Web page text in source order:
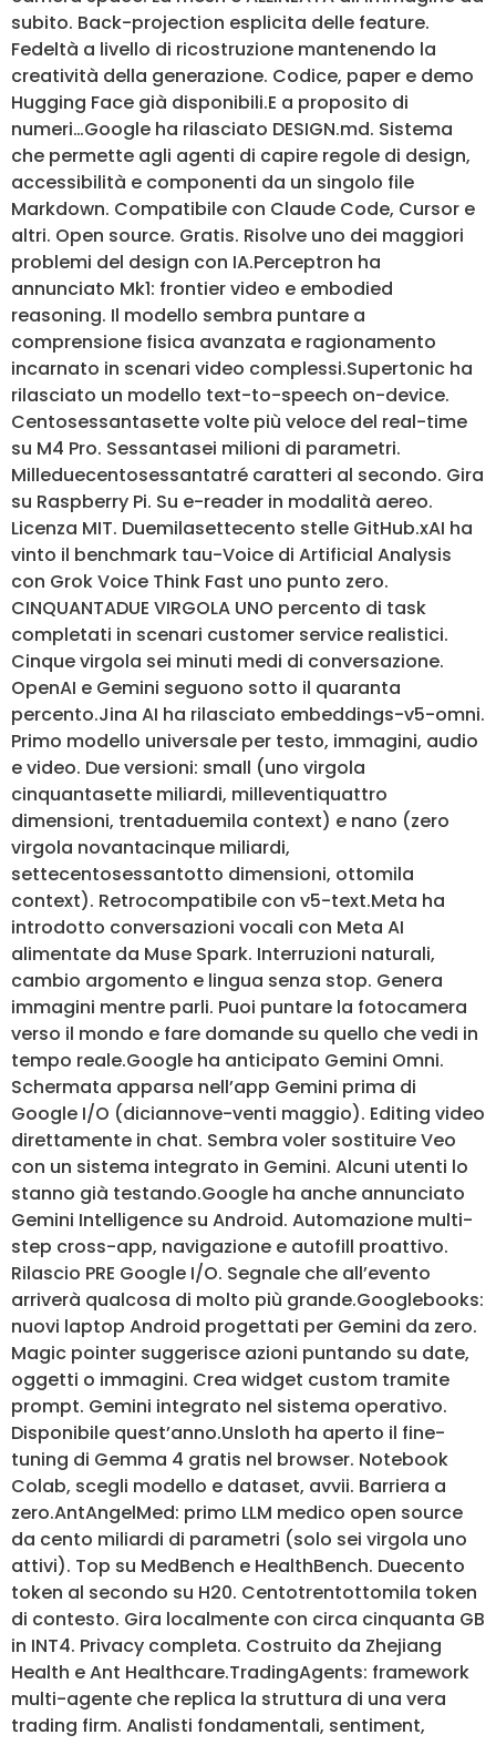
subito. Back-projection esplicita delle feature.
Fedeltà a livello di ricostruzione mantenendo la
creatività della generazione. Codice, paper e demo
Hugging Face già disponibili.E a proposito di
numeri…Google ha rilasciato DESIGN.md. Sistema
che permette agli agenti di capire regole di design,
accessibilità e componenti da un singolo file
Markdown. Compatibile con Claude Code, Cursor e
altri. Open source. Gratis. Risolve uno dei maggiori
problemi del design con IA.Perceptron ha
annunciato Mk1: frontier video e embodied
reasoning. Il modello sembra puntare a
comprensione fisica avanzata e ragionamento
incarnato in scenari video complessi.Supertonic ha
rilasciato un modello text-to-speech on-device.
Centosessantasette volte più veloce del real-time
su M4 Pro. Sessantasei milioni di parametri.
Milleduecentosessantatré caratteri al secondo. Gira
su Raspberry Pi. Su e-reader in modalità aereo.
Licenza MIT. Duemilasettecento stelle GitHub.xAI ha
vinto il benchmark tau-Voice di Artificial Analysis
con Grok Voice Think Fast uno punto zero.
CINQUANTADUE VIRGOLA UNO percento di task
completati in scenari customer service realistici.
Cinque virgola sei minuti medi di conversazione.
OpenAI e Gemini seguono sotto il quaranta
percento.Jina AI ha rilasciato embeddings-v5-omni.
Primo modello universale per testo, immagini, audio
e video. Due versioni: small (uno virgola
cinquantasette miliardi, milleventiquattro
dimensioni, trentaduemila context) e nano (zero
virgola novantacinque miliardi,
settecentosessantotto dimensioni, ottomila
context). Retrocompatibile con v5-text.Meta ha
introdotto conversazioni vocali con Meta AI
alimentate da Muse Spark. Interruzioni naturali,
cambio argomento e lingua senza stop. Genera
immagini mentre parli. Puoi puntare la fotocamera
verso il mondo e fare domande su quello che vedi in
tempo reale.Google ha anticipato Gemini Omni.
Schermata apparsa nell’app Gemini prima di
Google I/O (diciannove-venti maggio). Editing video
direttamente in chat. Sembra voler sostituire Veo
con un sistema integrato in Gemini. Alcuni utenti lo
stanno già testando.Google ha anche annunciato
Gemini Intelligence su Android. Automazione multi-
step cross-app, navigazione e autofill proattivo.
Rilascio PRE Google I/O. Segnale che all’evento
arriverà qualcosa di molto più grande.Googlebooks:
nuovi laptop Android progettati per Gemini da zero.
Magic pointer suggerisce azioni puntando su date,
oggetti o immagini. Crea widget custom tramite
prompt. Gemini integrato nel sistema operativo.
Disponibile quest’anno.Unsloth ha aperto il fine-
tuning di Gemma 4 gratis nel browser. Notebook
Colab, scegli modello e dataset, avvii. Barriera a
zero.AntAngelMed: primo LLM medico open source
da cento miliardi di parametri (solo sei virgola uno
attivi). Top su MedBench e HealthBench. Duecento
token al secondo su H20. Centotrentottomila token
di contesto. Gira localmente con circa cinquanta GB
in INT4. Privacy completa. Costruito da Zhejiang
Health e Ant Healthcare.TradingAgents: framework
multi-agente che replica la struttura di una vera
trading firm. Analisti fondamentali, sentiment,